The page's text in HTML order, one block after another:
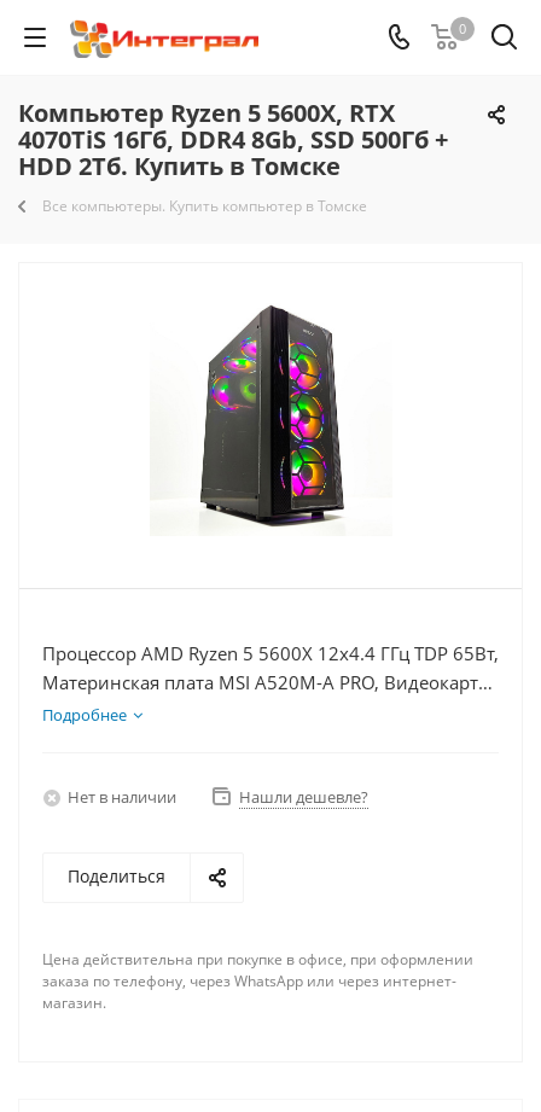
0
Компьютер Ryzen 5 5600X, RTX
4070TiS 16Гб, DDR4 8Gb, SSD 500Гб +
HDD 2Тб. Купить в Томске
Все компьютеры. Купить компьютер в Томске
Процессор AMD Ryzen 5 5600X 12x4.4 ГГц TDP 65Вт,
Материнская плата MSI A520M-A PRO, Видеокарта
RTX 4070TiS 16Гб, Память DDR4 8Gb, Диски
Подробнее
Нет в наличии Нашли дешевле?
Поделиться
Цена действительна при покупке в офисе, при оформлении
заказа по телефону, через WhatsApp или через интернет-
магазин.